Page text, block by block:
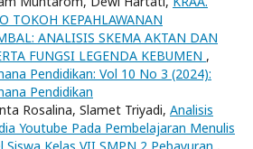
TOKOH KEPAHLAWANAN
ANALISIS SKEMA AKTAN DAN
FUNGSI LEGENDA KEBUMEN ,
Pendidikan: Vol 10 No 3 (2024):
Pendidikan
Rosalina, Slamet Triyadi, Analisis
Youtube Pada Pembelajaran Menulis
Siswa Kelas VII SMPN 2 Pebayuran ,